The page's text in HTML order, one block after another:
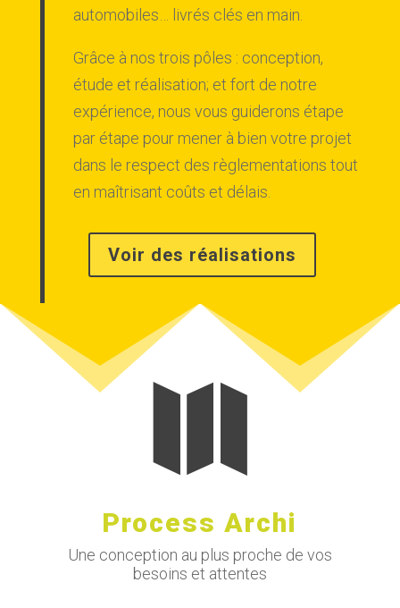
automobiles… livrés clés en main.
Grâce à nos trois pôles : conception,
étude et réalisation; et fort de notre
expérience, nous vous guiderons étape
par étape pour mener à bien votre projet
dans le respect des règlementations tout
en maîtrisant coûts et délais.
Voir des réalisations

Process Archi
Une conception au plus proche de vos
besoins et attentes